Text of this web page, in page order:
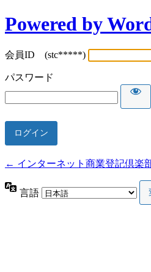
Powered by
会員ID (stc*****)
パスワード
← インターネット商業登記倶楽
言語